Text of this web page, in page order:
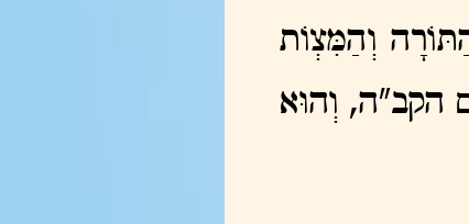
וְהַמִּצְוֹת
הקב"ה, וְהוּא